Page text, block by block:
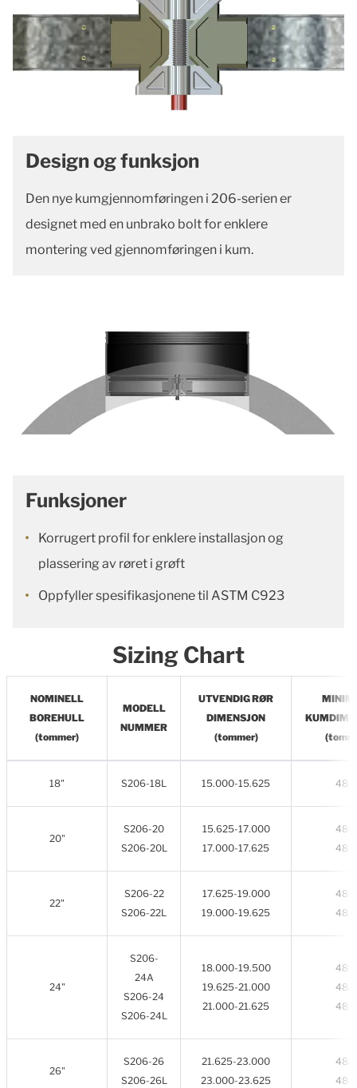
Design og funksjon
Den nye kumgjennomføringen i 206-serien er
designet med en unbrako bolt for enklere
montering ved gjennomføringen i kum.
Funksjoner
Korrugert profil for enklere installasjon og
plassering av røret i grøft
Oppfyller spesifikasjonene til ASTM C923
Sizing Chart
NOMINELL
BOREHULL
(tommer)
MODELL
NUMMER
UTVENDIG RØR
DIMENSJON
(tommer)
18" S206-18L 15.000-15.625 48/5
20"
S206-20
S206-20L
15.625-17.000
17.000-17.625
48/5
48/5
22"
S206-22
S206-22L
17.625-19.000
19.000-19.625
48/5
48/5
24"
S206-
24A
S206-24
S206-24L
18.000-19.500
19.625-21.000
21.000-21.625
48/5
48/5
48/5
26"
S206-26
S206-26L
21.625-23.000
23.000-23.625
48/5
48/5